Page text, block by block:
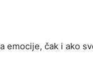
emocije, čak i ako